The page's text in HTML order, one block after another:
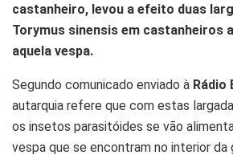
castanheiro, levou a efeito duas
Torymus sinensis em castanheiros
aquela vespa.
Segundo comunicado enviado à Rádio
autarquia refere que com estas
os insetos parasitóides se vão
vespa que se encontram no interior da